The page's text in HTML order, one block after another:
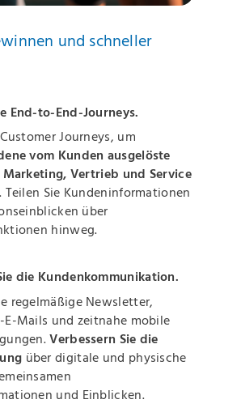
und schneller
End-to-End-Journeys.
Journeys, um
vom Kunden ausgelöste
Marketing, Vertrieb und Service
. Teilen Sie Kundeninformationen
über
hinweg.
die Kundenkommunikation.
regelmäßige Newsletter,
E-Mails und zeitnahe mobile
Verbessern Sie die
über digitale und physische
und Einblicken.